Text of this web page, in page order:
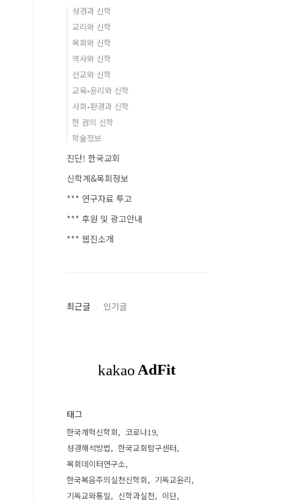
성경과 신학
교리와 신학
목회와 신학
역사와 신학
선교와 신학
교육•윤리와 신학
사회•환경과 신학
한 권의 신학
학술정보
진단! 한국교회
신학계&목회정보
*** 연구자료 투고
*** 후원 및 광고안내
*** 웹진소개
최근글 인기글
태그
한국개혁신학회
코로나19
성경해석방법
한국교회탐구센터
목회데이터연구소
한국복음주의실천신학회
기독교윤리
기독교와통일
신학과실천
이단